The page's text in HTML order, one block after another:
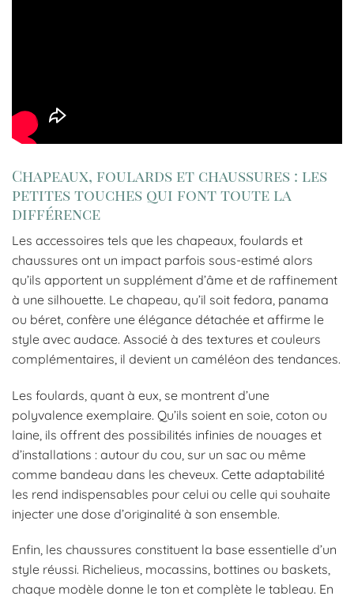
Chapeaux, foulards et chaussures : les
petites touches qui font toute la
différence
Les accessoires tels que les chapeaux, foulards et
chaussures ont un impact parfois sous-estimé alors
qu’ils apportent un supplément d’âme et de raffinement
à une silhouette. Le chapeau, qu’il soit fedora, panama
ou béret, confère une élégance détachée et affirme le
style avec audace. Associé à des textures et couleurs
complémentaires, il devient un caméléon des tendances.
Les foulards, quant à eux, se montrent d’une
polyvalence exemplaire. Qu’ils soient en soie, coton ou
laine, ils offrent des possibilités infinies de nouages et
d’installations : autour du cou, sur un sac ou même
comme bandeau dans les cheveux. Cette adaptabilité
les rend indispensables pour celui ou celle qui souhaite
injecter une dose d’originalité à son ensemble.
Enfin, les chaussures constituent la base essentielle d’un
style réussi. Richelieus, mocassins, bottines ou baskets,
chaque modèle donne le ton et complète le tableau. En